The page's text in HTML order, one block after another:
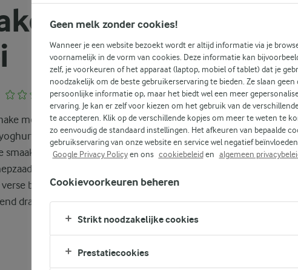
(0)
met aardbei.
en rijpe
smaak. Een
geven het
bessen en
drankje dat
Geen melk zonder cookies!
Wanneer je een website bezoekt wordt er altijd informatie via je
voornamelijk in de vorm van cookies. Deze informatie kan
zelf, je voorkeuren of het apparaat (laptop, mobiel of tablet) dat je
noodzakelijk om de beste gebruikerservaring te bieden. Ze slaan geen
persoonlijke informatie op, maar het biedt wel een meer
ervaring. Je kan er zelf voor kiezen om het gebruik van de
te accepteren. Klik op de verschillende kopjes om meer te weten te
zo eenvoudig de standaard instellingen. Het afkeuren van bepaalde
gebruikservaring van onze website en service wel negatief
Google Privacy Policyen ons cookiebeleiden algemeen
Cookievoorkeuren beheren
Strikt noodzakelijke cookies
Prestatiecookies